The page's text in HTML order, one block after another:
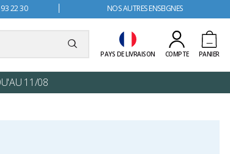
22 30 NOS AUTRES ENSEIGNES
PAYS DE LIVRAISON COMPTE PANIER
11/08